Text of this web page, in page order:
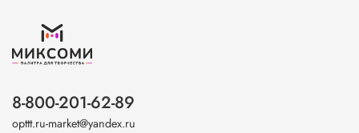
8-800-201-62-89
opttt.ru-market@yandex.ru